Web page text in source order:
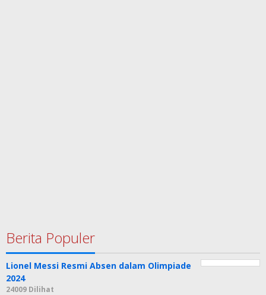
Berita Populer
Lionel Messi Resmi Absen dalam Olimpiade
2024
24009 Dilihat